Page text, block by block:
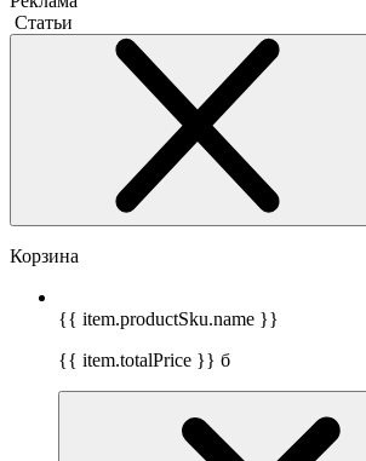
Статьи
Корзина
{{ item.productSku.name }}
{{ item.totalPrice }} б